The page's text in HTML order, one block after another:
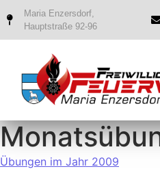
Maria Enzersdorf,
Hauptstraße 92-96
Übungen im Jahr 2009